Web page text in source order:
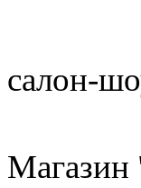
салон-
Магазин